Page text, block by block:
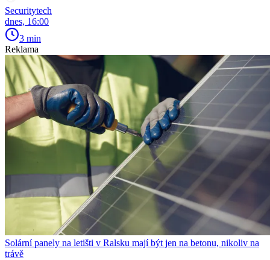
Securitytech
dnes, 16:00
3 min
Reklama
Solární panely na letišti v Ralsku mají být jen na betonu, nikoliv na
trávě